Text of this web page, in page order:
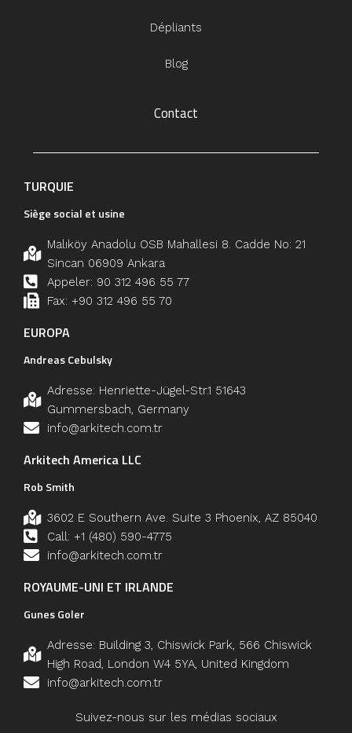
Dépliants
Blog
Contact
TURQUIE
Siège social et usine
Malıköy Anadolu OSB Mahallesi 8. Cadde No: 21
Sincan 06909 Ankara
Appeler: 90 312 496 55 77
Fax: +90 312 496 55 70
EUROPA
Andreas Cebulsky
Adresse: Henriette-Jügel-Str.1 51643
Gummersbach, Germany
info@arkitech.com.tr
Arkitech America LLC
Rob Smith
3602 E Southern Ave. Suite 3 Phoenix, AZ 85040
Call: +1 (480) 590-4775
info@arkitech.com.tr
ROYAUME-UNI ET IRLANDE
Gunes Goler
Adresse: Building 3, Chiswick Park, 566 Chiswick
High Road, London W4 5YA, United Kingdom
info@arkitech.com.tr
Suivez-nous sur les médias sociaux